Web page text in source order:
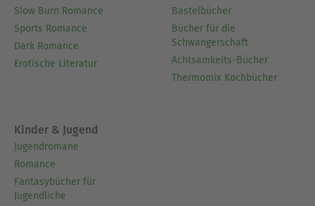
Slow Burn Romance
Sports Romance
Dark Romance
Erotische Literatur
Bastelbücher
Bücher für die
Schwangerschaft
Achtsamkeits-Bücher
Thermomix Kochbücher
Kinder & Jugend
Jugendromane
Romance
Fantasybücher für
Jugendliche